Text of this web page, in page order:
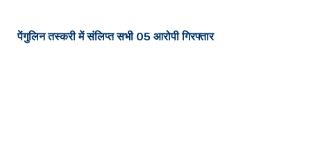
पेंगुलिन तस्करी में संलिप्त सभी 05 आरोपी गिरफ्तार